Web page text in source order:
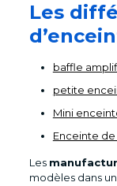
Les
baffle
petite
Mini
Enceinte
Les
modèles dans